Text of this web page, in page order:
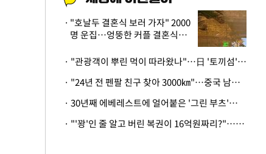
"호날두 결혼식 보러 가자" 2000
명 운집…엉뚱한 커플 결혼식에
· "관광객이 뿌린 먹이 따라왔나"…日 '토끼섬' 멧돼지, 토끼까지 사냥
· "24년 전 펜팔 친구 찾아 3000㎞"…중국 남성 사연에 '뭉클'
· 30년째 에베레스트에 얼어붙은 '그린 부츠'…드디어 가족 품으로
· "'꽝'인 줄 알고 버린 복권이 16억원짜리?"…극적으로 되찾은 사연